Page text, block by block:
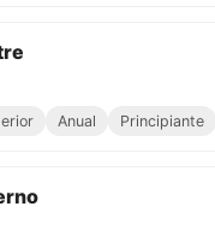
Anual Principiante